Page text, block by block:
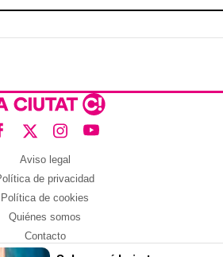
Aviso legal
de privacidad
Política de cookies
Quiénes somos
Contacto